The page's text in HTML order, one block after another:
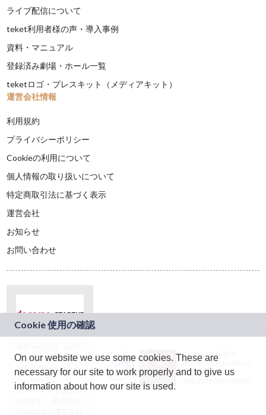
ライブ配信について
teket利用者様の声・導入事例
資料・マニュアル
登録済み劇場・ホール一覧
teketロゴ・プレスキット（メディアキット）
運営会社情報
利用規約
プライバシーポリシー
Cookieの利用について
個人情報の取り扱いについて
特定商取引法に基づく表示
運営会社
お知らせ
お問い合わせ
ドコモグループの新
規事業創出プログラ
ム「docomo
STARTUP」を通じて
JASRAC許諾番号：
9024936001Y45037
JASRAC許諾番号：
On our website we use some cookies. These are
necessary for our site to work properly and to give us
information about how our site is used.